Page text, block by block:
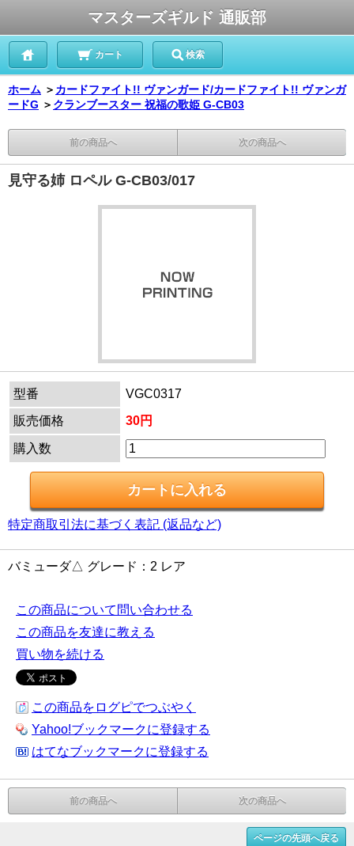
マスターズギルド 通販部
カート 検索
ホーム ＞ カードファイト!! ヴァンガード/カードファイト!! ヴァンガ
ードG ＞ クランブースター 祝福の歌姫 G-CB03
前の商品へ 次の商品へ
見守る姉 ロペル G-CB03/017
型番
VGC0317
販売価格
30円
購入数
特定商取引法に基づく表記 (返品など)
バミューダ△ グレード：2 レア
この商品について問い合わせる
この商品を友達に教える
買い物を続ける
この商品をログピでつぶやく
Yahoo!ブックマークに登録する
はてなブックマークに登録する
前の商品へ 次の商品へ
ページの先頭へ戻る